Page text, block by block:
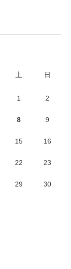
土 日
1 2
8 9
15 16
22 23
29 30